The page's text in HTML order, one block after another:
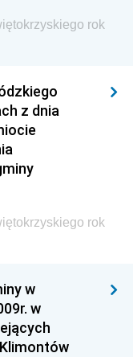
rok
z dnia
rok
w
w